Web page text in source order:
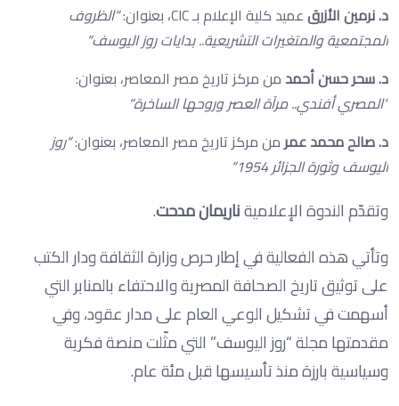
د. نرمين الأزرقعميد كلية الإعلام بـ CIC، بعنوان: “الظروف
المجتمعية والمتغيرات التشريعية.. بدايات روز اليوسف“
د. سحر حسن أحمد من مركز تاريخ مصر المعاصر، بعنوان:
“المصري أفندي.. مرآة العصر وروحها الساخرة“
د. صالح محمد عمرمن مركز تاريخ مصر المعاصر، بعنوان:“روز
اليوسف وثورة الجزائر 1954
“
وتقدّم الندوة الإعلاميةناريمان مدحت.
وتأتي هذه الفعالية في إطار حرص وزارة الثقافة ودار الكتب
على توثيق تاريخ الصحافة المصرية والاحتفاء بالمنابر التي
أسهمت في تشكيل الوعي العام على مدار عقود، وفي
مقدمتها مجلة “روز اليوسف” التي مثّلت منصة فكرية
وسياسية بارزة منذ تأسيسها قبل مئة عام.